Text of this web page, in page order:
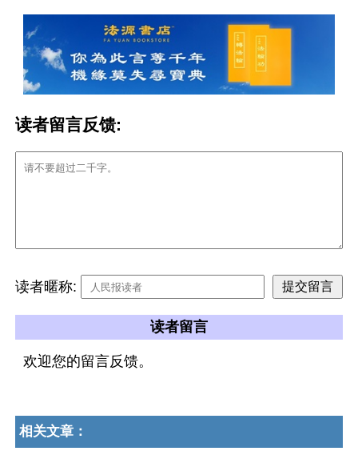
读者留言反馈:
读者暱称:
读者留言
欢迎您的留言反馈。
相关文章：